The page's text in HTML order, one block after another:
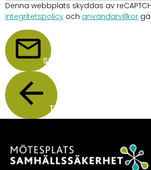
Denna webbplats skyddas av
integritetspolicy och användarvillkor
SKICKA
TILLBAKA